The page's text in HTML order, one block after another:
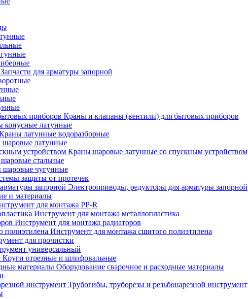
Запчасти для арматуры запорной
Краны и клапаны (вентили) для бытовых приборов
конусные латунные
латунные водоразборные
латунные
Краны шаровые латунные со спускным устройством
стальные
шаровые чугунные
защиты от протечек
Электроприводы, редукторы для арматуры запорной
и материалы
для монтажа PP-R
Инструмент для монтажа металлопластика
Инструмент для монтажа радиаторов
Инструмент для монтажа сшитого полиэтилена
для прочистки
универсальный
Круги отрезные и шлифовальные
Оборудование сварочное и расходные материалы
Трубогибы, труборезы и резьбонарезной инструмент